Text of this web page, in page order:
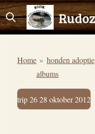
Ga
direct
hoofdinhoud
Home » honden adoptie
albums
trip 26 28 oktober 2012